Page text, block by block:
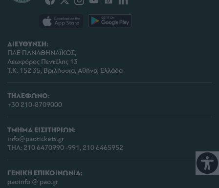
ΔΙΕΥΘΥΝΣΗ:
ΠΑΕ ΠΑΝΑΘΗΝΑΪΚΟΣ,
Λεωφόρος Πεντέλης 13
Τ.Κ. 152 35, Βριλήσσια, Αθήνα, Ελλάδα
ΤΗΛΕΦΩΝΟ:
+30 210-8709000
ΤΜΗΜΑ ΕΙΣΙΤΗΡΙΩΝ:
info@paotickets.gr
ΤΗΛ: 210 6470990 -991, 210 6465952
ΓΕΝΙΚΗ ΕΠΙΚΟΙΝΩΝΙΑ:
paoinfo @ pao.gr